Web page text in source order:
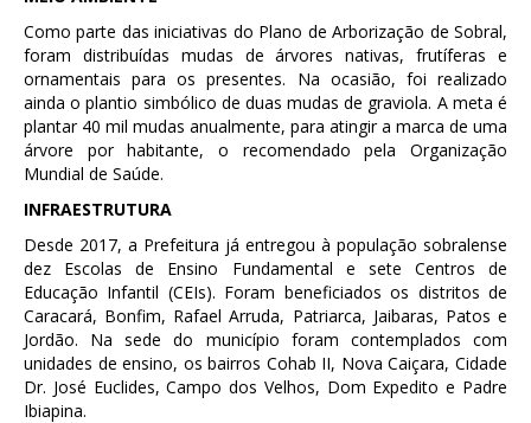
Como parte das iniciativas do Plano de Arborização de Sobral,
foram distribuídas mudas de árvores nativas, frutíferas e
ornamentais para os presentes. Na ocasião, foi realizado
ainda o plantio simbólico de duas mudas de graviola. A meta é
plantar 40 mil mudas anualmente, para atingir a marca de uma
árvore por habitante, o recomendado pela Organização
Mundial de Saúde.
INFRAESTRUTURA
Desde 2017, a Prefeitura já entregou à população sobralense
dez Escolas de Ensino Fundamental e sete Centros de
Educação Infantil (CEIs). Foram beneficiados os distritos de
Caracará, Bonfim, Rafael Arruda, Patriarca, Jaibaras, Patos e
Jordão. Na sede do município foram contemplados com
unidades de ensino, os bairros Cohab II, Nova Caiçara, Cidade
Dr. José Euclides, Campo dos Velhos, Dom Expedito e Padre
Ibiapina.